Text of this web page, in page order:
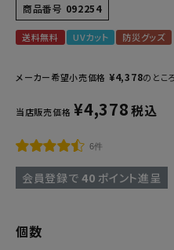
商品番号 092254
送料無料 UVカット 防災グッズ
メーカー希望小売価格 ¥4,378のところ
当店販売価格 ¥4,378税込
6件
会員登録で 40 ポイント進呈
個数